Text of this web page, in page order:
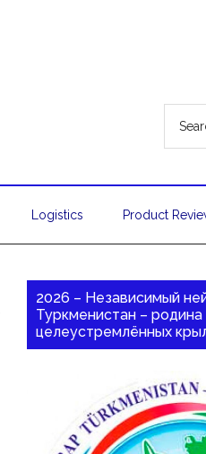
Logistics Product
2026 – Независимый
Туркменистан – родина
целеустремлённых